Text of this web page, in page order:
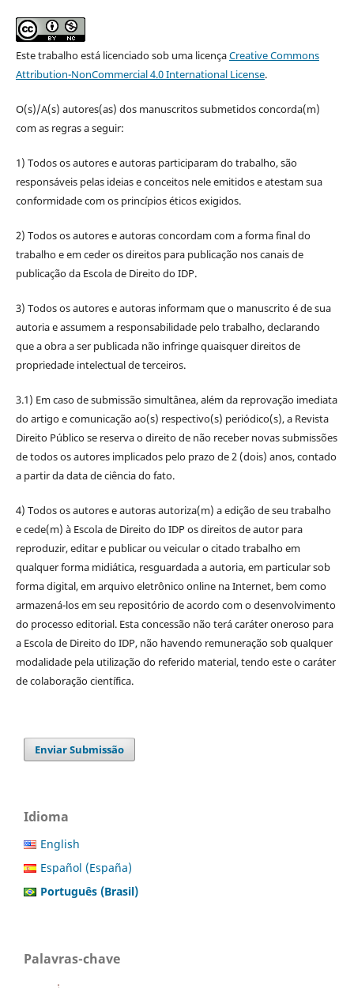
Este trabalho está licenciado sob uma licençaCreative Commons
Attribution-NonCommercial 4.0 International License.
O(s)/A(s) autores(as) dos manuscritos submetidos concorda(m)
com as regras a seguir:
1) Todos os autores e autoras participaram do trabalho, são
responsáveis pelas ideias e conceitos nele emitidos e atestam sua
conformidade com os princípios éticos exigidos.
2) Todos os autores e autoras concordam com a forma final do
trabalho e em ceder os direitos para publicação nos canais de
publicação da Escola de Direito do IDP.
3) Todos os autores e autoras informam que o manuscrito é de sua
autoria e assumem a responsabilidade pelo trabalho, declarando
que a obra a ser publicada não infringe quaisquer direitos de
propriedade intelectual de terceiros.
3.1) Em caso de submissão simultânea, além da reprovação imediata
do artigo e comunicação ao(s) respectivo(s) periódico(s), a Revista
Direito Público se reserva o direito de não receber novas submissões
de todos os autores implicados pelo prazo de 2 (dois) anos, contado
a partir da data de ciência do fato.
4) Todos os autores e autoras autoriza(m) a edição de seu trabalho
e cede(m) à Escola de Direito do IDP os direitos de autor para
reproduzir, editar e publicar ou veicular o citado trabalho em
qualquer forma midiática, resguardada a autoria, em particular sob
forma digital, em arquivo eletrônico online na Internet, bem como
armazená-los em seu repositório de acordo com o desenvolvimento
do processo editorial. Esta concessão não terá caráter oneroso para
a Escola de Direito do IDP, não havendo remuneração sob qualquer
modalidade pela utilização do referido material, tendo este o caráter
de colaboração científica.
Enviar Submissão
Idioma
English
Español (España)
Português (Brasil)
Palavras-chave